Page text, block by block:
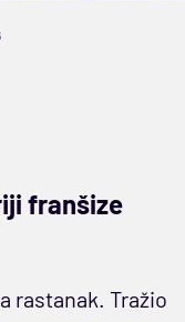
franšize
rastanak. Tražio